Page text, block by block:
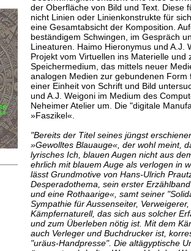
der Oberfläche von Bild und Text. Diese
nicht Linien oder Linienkonstrukte für
eine Gesamtabsicht der Komposition.
beständigem Schwingen, im Gespräch
Lineaturen. Haimo Hieronymus und A.J.
Projekt vom Virtuellen ins Materielle und
Speichermedium, das mittels neuer
analogen Medien zur gebundenen Form
einer Einheit von Schrift und Bild
und A.J. Weigoni im Medium des
Neheimer Atelier um. Die "digitale
»Faszikel«.
"Bereits der Titel seines jüngst
»Gewolltes Blauauge«, der wohl meint,
lyrisches Ich, blauen Augen nicht aus
ehrlich mit blauem Auge als verlogen in
lässt Grundmotive von Hans-Ulrich
Desperadothema, sein erster
und eine Rothaarige«, samt seiner
Sympathie für Aussenseiter,
Kämpfernaturell, das sich aus solcher
und zum Überleben nötig ist. Mit dem
auch Verleger und Buchdrucker ist,
"uräus-Handpresse". Die altägyptische